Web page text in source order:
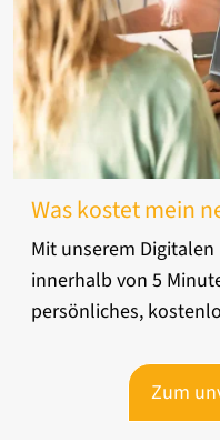
Was kostet mein
Mit unserem
innerhalb von 5
persönliches,
Zum